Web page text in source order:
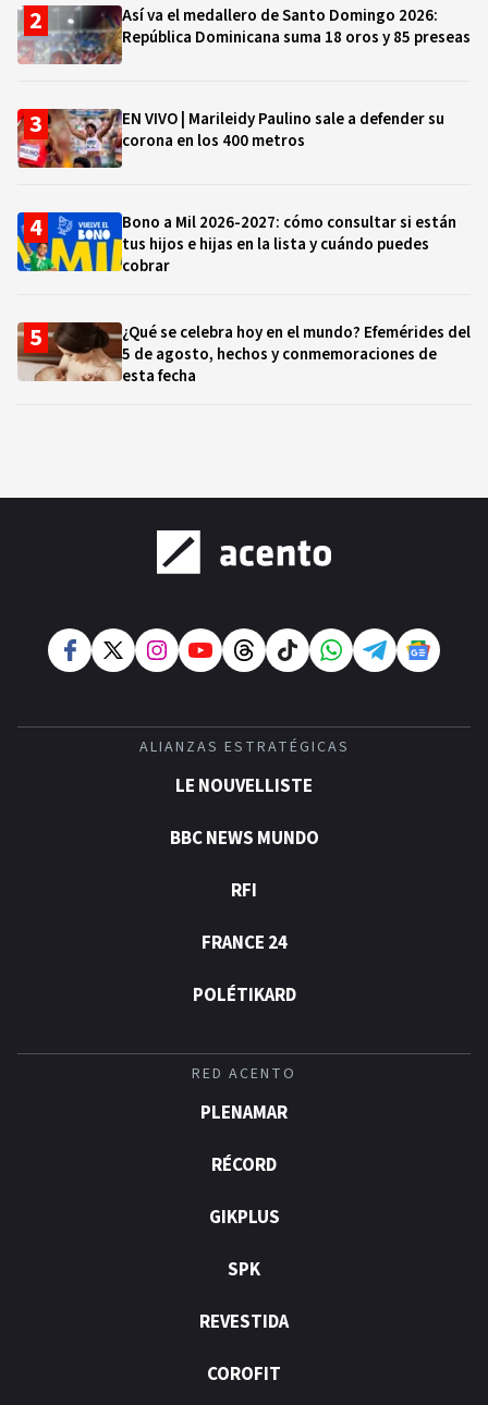
Así va el medallero de Santo Domingo 2026:
República Dominicana suma 18 oros y 85 preseas
EN VIVO | Marileidy Paulino sale a defender su
corona en los 400 metros
Bono a Mil 2026-2027: cómo consultar si están
tus hijos e hijas en la lista y cuándo puedes
cobrar
¿Qué se celebra hoy en el mundo? Efemérides del
5 de agosto, hechos y conmemoraciones de
esta fecha
ALIANZAS ESTRATÉGICAS
LE NOUVELLISTE
BBC NEWS MUNDO
RFI
FRANCE 24
POLÉTIKARD
RED ACENTO
PLENAMAR
RÉCORD
GIKPLUS
SPK
REVESTIDA
COROFIT